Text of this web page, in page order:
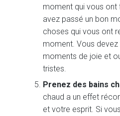
moment qui vous ont
avez passé un bon
choses qui vous ont
moment. Vous
moments de joie et
tristes.
Prenez des bains
chaud a un effet
et votre esprit. Si